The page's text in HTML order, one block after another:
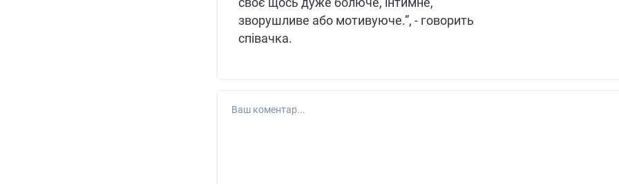
своє щось дуже болюче, інтимне,
зворушливе або мотивуюче.”, - говорить
співачка.
Ваш коментар...